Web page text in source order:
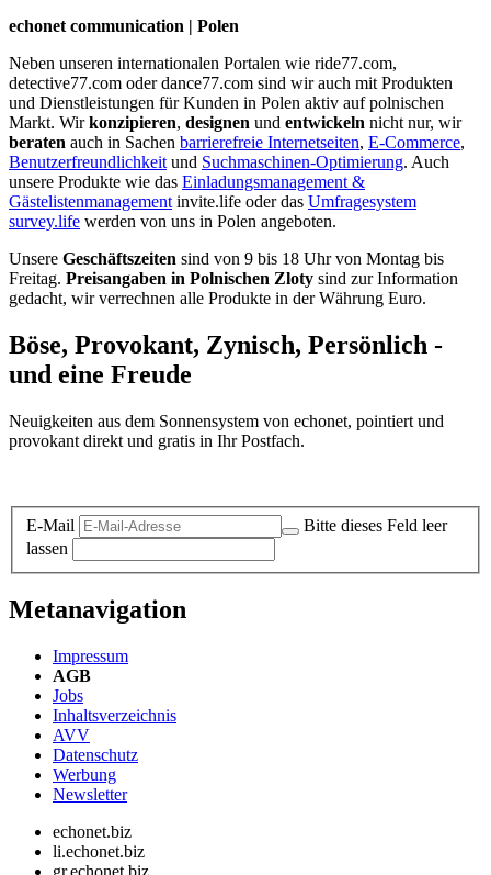
echonet communication | Polen
Neben unseren internationalen Portalen wie ride77.com,
detective77.com oder dance77.com sind wir auch mit Produkten
und Dienstleistungen für Kunden in Polen aktiv auf polnischen
Markt. Wirkonzipieren, designen und entwickeln nicht nur, wir
beraten auch in Sachen barrierefreie Internetseiten, E-Commerce,
Benutzerfreundlichkeit und Suchmaschinen-Optimierung. Auch
unsere Produkte wie das Einladungsmanagement &
Gästelistenmanagement invite.life oder das Umfragesystem
survey.life werden von uns in Polen angeboten.
Unsere Geschäftszeiten sind von 9 bis 18 Uhr von Montag bis
Freitag. Preisangaben in Polnischen Zloty sind zur Information
gedacht, wir verrechnen alle Produkte in der Währung Euro.
Böse, Provokant, Zynisch, Persönlich -
und eine Freude
Neuigkeiten aus dem Sonnensystem von echonet, pointiert und
provokant direkt und gratis in Ihr Postfach.
E-Mail
Bitte dieses Feld leer
lassen
Metanavigation
Impressum
AGB
Jobs
Inhaltsverzeichnis
AVV
Datenschutz
Werbung
Newsletter
echonet.biz
li.echonet.biz